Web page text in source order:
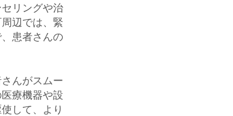
リングや治
辺では、緊
患者さんの
んがスムー
療機器や設
して、より